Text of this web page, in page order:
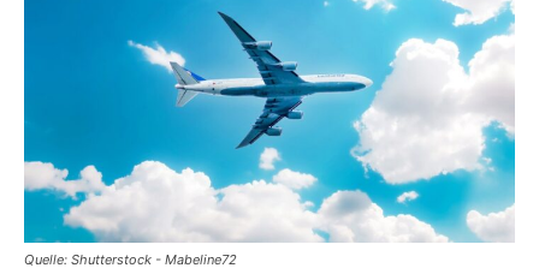
Quelle: Shutterstock - Mabeline72